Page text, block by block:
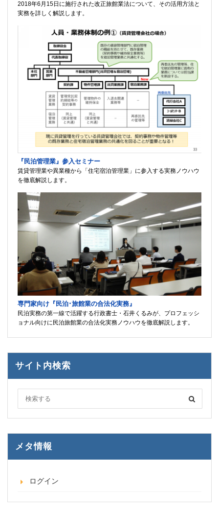
2018年6月15日に施行された改正旅館業法について、その活用方法と
実務を詳しく解説します。
『民泊管理業』参入セミナー
賃貸管理業や異業種から「住宅宿泊管理業」に参入する実務ノウハウ
を徹底解説します。
専門家向け『民泊･旅館業の合法化実務』
民泊実務の第一線で活躍する行政書士・石井くるみが、プロフェッシ
ョナル向けに民泊旅館業の合法化実務ノウハウを徹底解説します。
サイト内検索
メタ情報
ログイン